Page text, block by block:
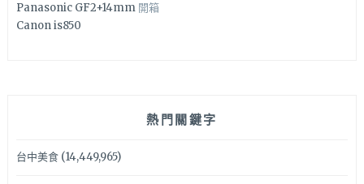
Panasonic GF2+14mm 開箱
Canon is850
熱門關鍵字
台中美食(14,449,965)